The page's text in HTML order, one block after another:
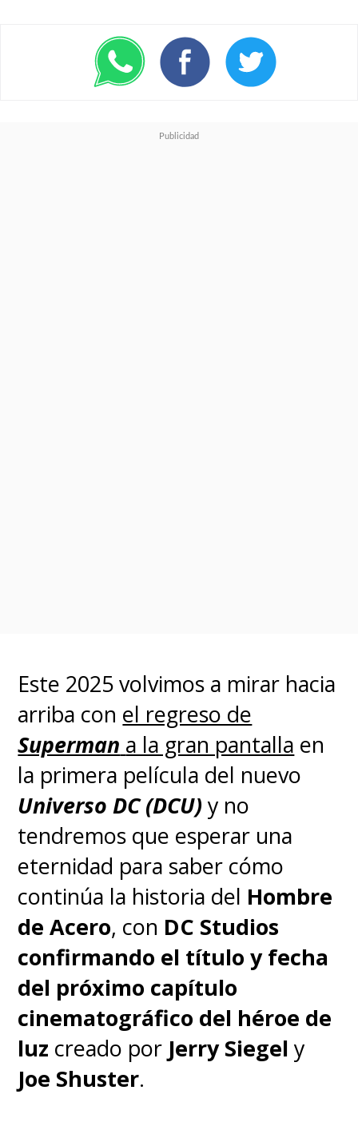
Este 2025 volvimos a mirar hacia
arriba con el regreso de
Superman a la gran pantalla en
la primera película del nuevo
Universo DC (DCU) y no
tendremos que esperar una
eternidad para saber cómo
continúa la historia del Hombre
de Acero, con DC Studios
confirmando el título y fecha
del próximo capítulo
cinematográfico del héroe de
luz creado por Jerry Siegel y
Joe Shuster.